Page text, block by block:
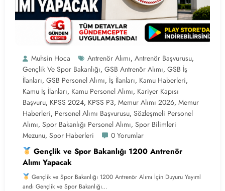
Muhsin Hoca Antrenör Alımı, Antrenör Başvurusu,
Gençlik Ve Spor Bakanlığı, GSB Antrenör Alımı, GSB İş
İlanları, GSB Personel Alımı, İş İlanları, Kamu Haberleri,
Kamu İş İlanları, Kamu Personel Alımı, Kariyer Kapısı
Başvuru, KPSS 2024, KPSS P3, Memur Alımı 2026, Memur
Haberleri, Personel Alımı Başvurusu, Sözleşmeli Personel
Alımı, Spor Bakanlığı Personel Alımı, Spor Bilimleri
Mezunu, Spor Haberleri 0 Yorumlar
Gençlik ve Spor Bakanlığı 1200 Antrenör
Alımı Yapacak
Gençlik ve Spor Bakanlığı 1200 Antrenör Alımı İçin Duyuru Yayıml
andı Gençlik ve Spor Bakanlığı…